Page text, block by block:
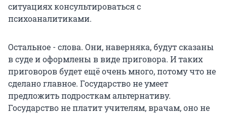
ситуациях консультироваться с
психоаналитиками.
Остальное - слова. Они, наверняка, будут сказаны
в суде и оформлены в виде приговора. И таких
приговоров будет ещё очень много, потому что не
сделано главное. Государство не умеет
предложить подросткам альтернативу.
Государство не платит учителям, врачам, оно не